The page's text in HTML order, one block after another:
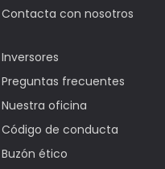
Contacta con nosotros
Inversores
Preguntas frecuentes
Nuestra oficina
Código de conducta
Buzón ético